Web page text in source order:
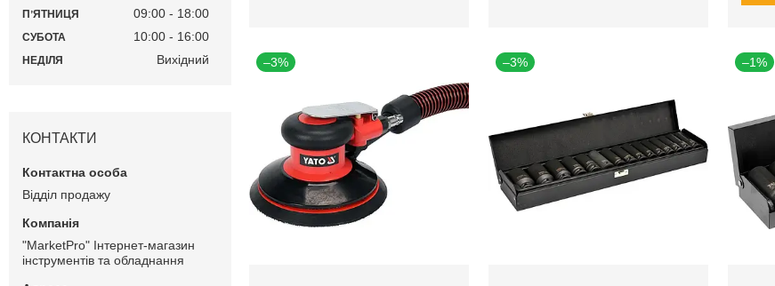
–3% –3% –1%
ПʼЯТНИЦЯ 09:00 18:00
СУБОТА 10:00 16:00
НЕДІЛЯ Вихідний
КОНТАКТИ
Відділ продажу
"MarketPro" Інтернет-магазин
інструментів та обладнання